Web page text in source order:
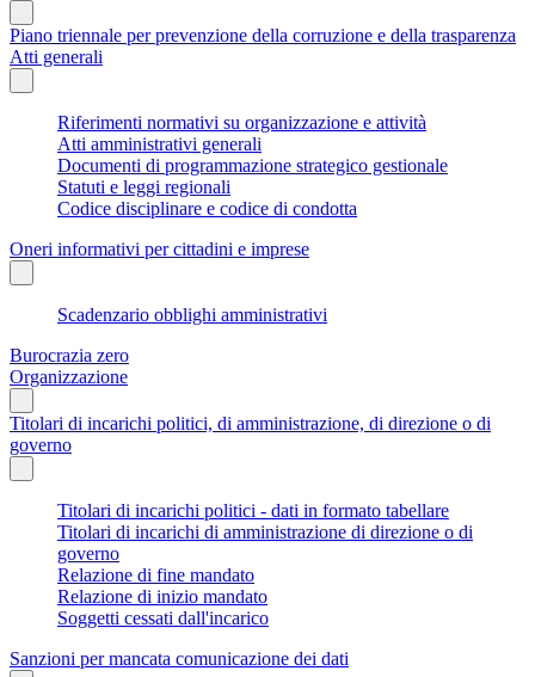
Piano triennale per prevenzione della corruzione e della trasparenza
Atti generali
Riferimenti normativi su organizzazione e attività
Atti amministrativi generali
Documenti di programmazione strategico gestionale
Statuti e leggi regionali
Codice disciplinare e codice di condotta
Oneri informativi per cittadini e imprese
Scadenzario obblighi amministrativi
Burocrazia zero
Organizzazione
Titolari di incarichi politici, di amministrazione, di direzione o di
governo
Titolari di incarichi politici - dati in formato tabellare
Titolari di incarichi di amministrazione di direzione o di
governo
Relazione di fine mandato
Relazione di inizio mandato
Soggetti cessati dall'incarico
Sanzioni per mancata comunicazione dei dati